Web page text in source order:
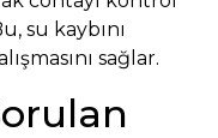
su kaybını
sağlar.